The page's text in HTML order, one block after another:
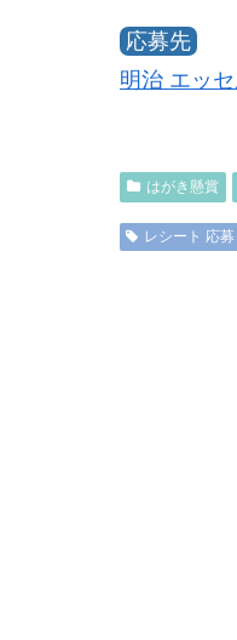
応募先
明治 エッ
はがき懸賞
レシート 応募